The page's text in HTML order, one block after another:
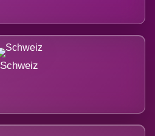
Schweiz